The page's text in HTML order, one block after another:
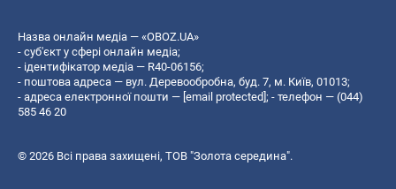
Назва онлайн медіа — «OBOZ.UA»
- суб'єкт у сфері онлайн медіа;
- ідентифікатор медіа — R40-06156;
- поштова адреса — вул. Деревообробна, буд. 7, м. Київ, 01013;
- адреса електронної пошти — [email protected]; - телефон — (044)
585 46 20
© 2026 Всі права захищені, ТОВ "Золота середина".